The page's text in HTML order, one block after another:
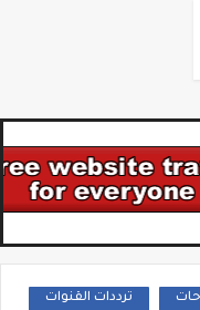
ترددات القنوات